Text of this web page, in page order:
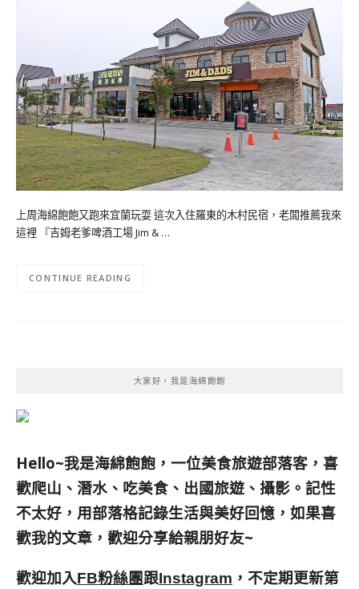
上周海綿飽飽又跑來宜蘭玩耍 這次入住羅東的木村民宿，老闆推薦我來
這裡 『吉姆老爹啤酒工場 Jim & …
CONTINUE READING
大家好，我是海綿飽飽
Hello~我是海綿飽飽，一位美食旅遊部落客， 喜
歡爬山、潛水、吃美食、出國旅遊、攝影。 記性
不太好，用部落格記錄生活與美好回憶， 如果喜
歡我的文章，歡迎分享給親朋好友~
歡迎加入FB粉絲團跟Instagram ，不定期更新第